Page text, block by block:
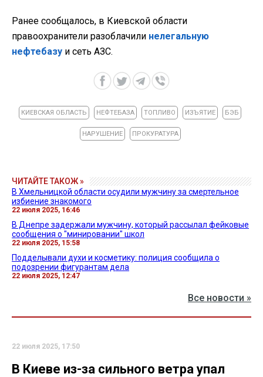
Ранее сообщалось, в Киевской области
правоохранители разоблачили нелегальную
нефтебазу и сеть АЗС.
КИЕВСКАЯ ОБЛАСТЬ НЕФТЕБАЗА ТОПЛИВО ИЗЪЯТИЕ БЭБ
НАРУШЕНИЕ ПРОКУРАТУРА
ЧИТАЙТЕ ТАКОЖ »
В Хмельницкой области осудили мужчину за смертельное
избиение знакомого
22 июля 2025, 16:46
В Днепре задержали мужчину, который рассылал фейковые
сообщения о "минировании" школ
22 июля 2025, 15:58
Подделывали духи и косметику: полиция сообщила о
подозрении фигурантам дела
22 июля 2025, 12:47
Все новости »
22 июля 2025, 17:50
В Киеве из-за сильного ветра упал